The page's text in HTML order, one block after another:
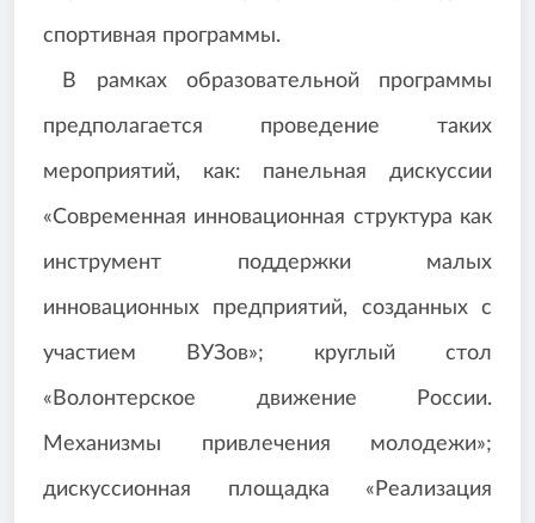
спортивная программы.
В рамках образовательной программы
предполагается проведение таких
мероприятий, как: панельная дискуссии
«Современная инновационная структура как
инструмент поддержки малых
инновационных предприятий, созданных с
участием ВУЗов»; круглый стол
«Волонтерское движение России.
Механизмы привлечения молодежи»;
дискуссионная площадка «Реализация